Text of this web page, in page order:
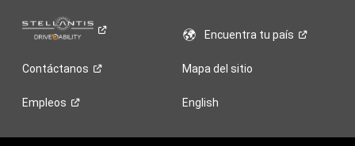
Encuentra tupaís
Contáctanos Mapa del sitio
Empleos English